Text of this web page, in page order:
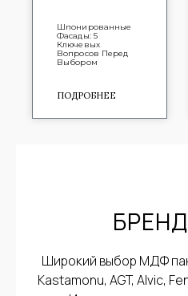
Шпонированные
Фасады: 5
Ключевых
Вопросов Перед
Выбором
ПОДРОБНЕЕ
Широкий выбор МДФ
Kastamonu, AGT, Alvic,